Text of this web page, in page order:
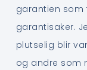
garantien som
garantisaker.
plutselig blir
og andre som